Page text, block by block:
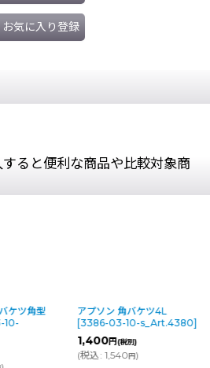
お気に入り登録
ると便利な商品や比較対象商
ケツ角型
10-
アプソン 角バケツ4L
[3386-03-10-s_Art.4380]
1,400円(税別)
(税込: 1,540円)